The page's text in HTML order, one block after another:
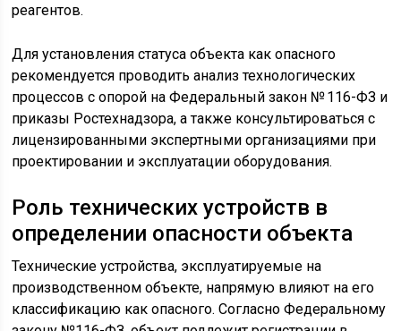
реагентов.
Для установления статуса объекта как опасного
рекомендуется проводить анализ технологических
процессов с опорой на Федеральный закон № 116-ФЗ и
приказы Ростехнадзора, а также консультироваться с
лицензированными экспертными организациями при
проектировании и эксплуатации оборудования.
Роль технических устройств в
определении опасности объекта
Технические устройства, эксплуатируемые на
производственном объекте, напрямую влияют на его
классификацию как опасного. Согласно Федеральному